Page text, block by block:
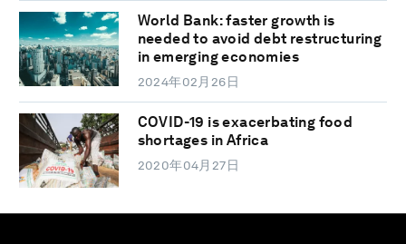
World Bank: faster growth is
needed to avoid debt restructuring
in emerging economies
2024年02月26日
COVID-19 is exacerbating food
shortages in Africa
2020年04月27日